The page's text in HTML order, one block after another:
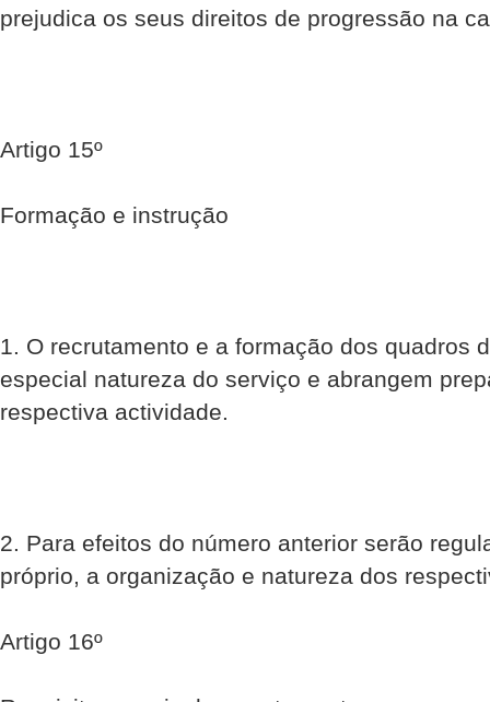
prejudica os seus direitos de progressão na
Artigo 15º
Formação e instrução
1. O recrutamento e a formação dos quadros
especial natureza do serviço e abrangem
respectiva actividade.
2. Para efeitos do número anterior serão
próprio, a organização e natureza dos
Artigo 16º